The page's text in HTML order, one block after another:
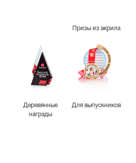
Призы из акрила
Деревянные
награды
Для выпускников